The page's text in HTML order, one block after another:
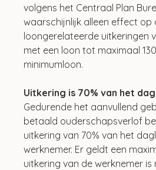
volgens het Centraal Plan
waarschijnlijk alleen effect op
loongerelateerde uitkeringen
met een loon tot maximaal
minimumloon.
Uitkering is 70% van het
Gedurende het aanvullend
betaald ouderschapsverlof
uitkering van 70% van het
werknemer. Er geldt een
uitkering van de werknemer